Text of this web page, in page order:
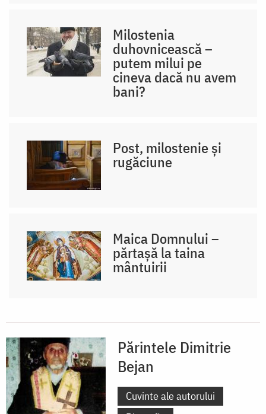
Milostenia
duhovnicească –
putem milui pe
cineva dacă nu avem
bani?
Post, milostenie și
rugăciune
Maica Domnului –
părtașă la taina
mântuirii
Părintele Dimitrie
Bejan
Cuvinte ale autorului